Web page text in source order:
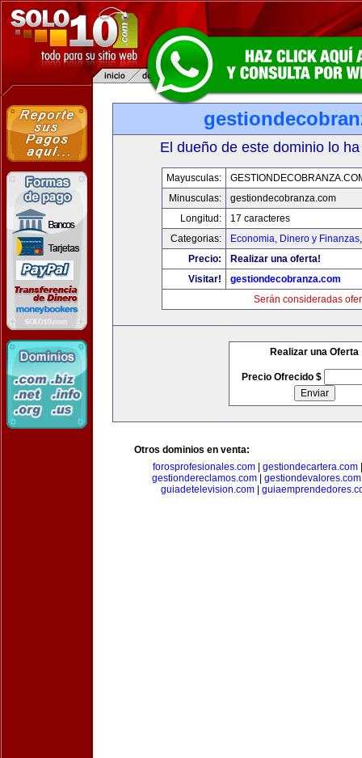
El dueño de este dominio lo
Mayusculas:
Minusculas:
gestiondecobranza.com
Longitud:
17 caracteres
Categorias:
Economia, Dinero y Finanzas
Precio:
Realizar una oferta!
Visitar!
gestiondecobranza.com
Serán consideradas
Realizar una Oferta
Precio Ofrecido $
Otros dominios en venta:
forosprofesionales.com
gestiondecartera.com
gestiondereclamos.com| gestiondevalores.com
guiadetelevision.com